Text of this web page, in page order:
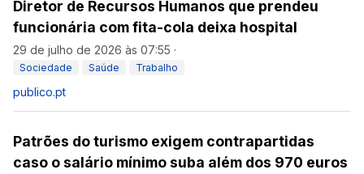
Diretor de Recursos Humanos que prendeu
funcionária com fita-cola deixa hospital
29 de julho de 2026 às 07:55 ·
Sociedade Saúde Trabalho
publico.pt
Patrões do turismo exigem contrapartidas
caso o salário mínimo suba além dos 970 euros